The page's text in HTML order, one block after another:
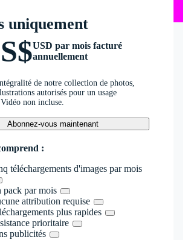
uniquement
USD par mois facturé
annuellement
de notre collection de photos,
autorisés pour un usage
non incluse.
Abonnez-vous maintenant
:
téléchargements d'images par mois
pack par mois
attribution requise
plus rapides
prioritaire
publicités